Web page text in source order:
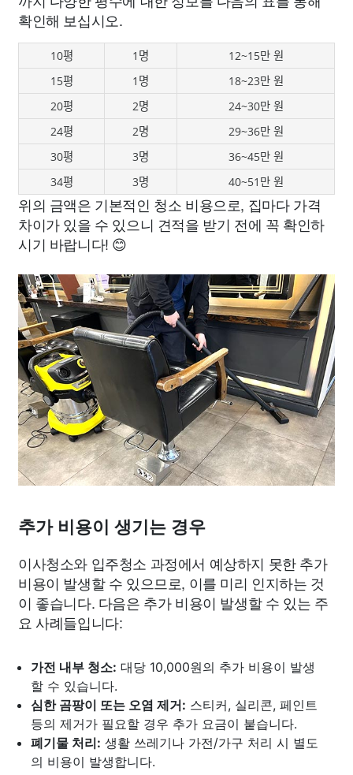
확인해 보십시오.
10평 1명
12~15만 원
15평
1명
18~23만 원
20평
2명
24~30만 원
24평
2명
29~36만 원
30평
3명
36~45만 원
34평
3명 40~51만 원
위의 금액은 기본적인 청소 비용으로, 집마다 가격
차이가 있을 수 있으니 견적을 받기 전에 꼭 확인하
시기 바랍니다! 😊
추가 비용이 생기는 경우
이사청소와 입주청소 과정에서 예상하지 못한 추가
비용이 발생할 수 있으므로, 이를 미리 인지하는 것
이 좋습니다. 다음은 추가 비용이 발생할 수 있는 주
요 사례들입니다:
가전 내부 청소: 대당 10,000원의 추가 비용이 발생
할 수 있습니다.
심한 곰팡이 또는 오염 제거: 스티커, 실리콘, 페인트
등의 제거가 필요할 경우 추가 요금이 붙습니다.
폐기물 처리: 생활 쓰레기나 가전/가구 처리 시 별도
의 비용이 발생합니다.